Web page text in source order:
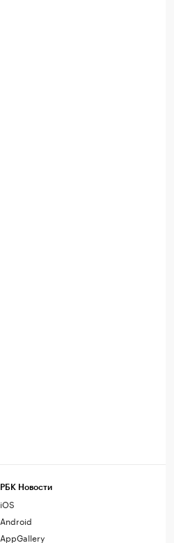
РБК Новости
iOS
Android
AppGallery